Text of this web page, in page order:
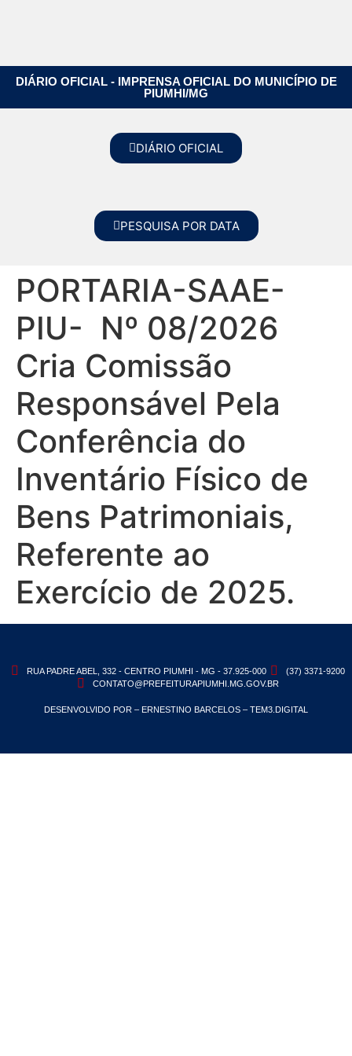
DIÁRIO OFICIAL - IMPRENSA OFICIAL DO MUNICÍPIO DE
PIUMHI/MG
DIÁRIO OFICIAL
PESQUISA POR DATA
PORTARIA-SAAE-
PIU- Nº 08/2026
Cria Comissão
Responsável Pela
Conferência do
Inventário Físico de
Bens Patrimoniais,
Referente ao
Exercício de 2025.
RUA PADRE ABEL, 332 - CENTRO PIUMHI - MG - 37.925-000
(37) 3371-9200
CONTATO@PREFEITURAPIUMHI.MG.GOV.BR
DESENVOLVIDO POR – ERNESTINO BARCELOS – TEM3.DIGITAL